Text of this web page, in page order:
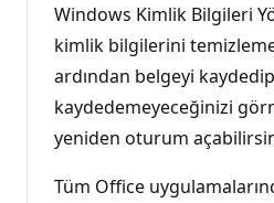
Windows Kimlik Bilgileri
kimlik bilgilerini
ardından belgeyi kaydedip
kaydedemeyeceğinizi
yeniden oturum
Tüm Office